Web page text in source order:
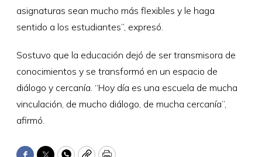
asignaturas sean mucho más flexibles y le haga
sentido a los estudiantes”, expresó.
Sostuvo que la educación dejó de ser transmisora de
conocimientos y se transformó en un espacio de
diálogo y cercanía. “Hoy día es una escuela de mucha
vinculación, de mucho diálogo, de mucha cercanía”,
afirmó.